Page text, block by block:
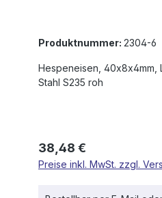
Produktnummer: 2304-6
Hespeneisen, 40x8x4mm,
Stahl S235 roh
Regulärer Preis:
38,48 €
Preise inkl. MwSt. zzgl.